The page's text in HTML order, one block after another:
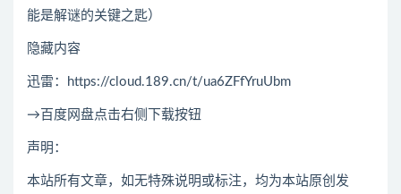
能是解谜的关键之匙）
隐藏内容
迅雷：https://cloud.189.cn/t/ua6ZFfYruUbm
→百度网盘点击右侧下载按钮
声明：
本站所有文章，如无特殊说明或标注，均为本站原创发